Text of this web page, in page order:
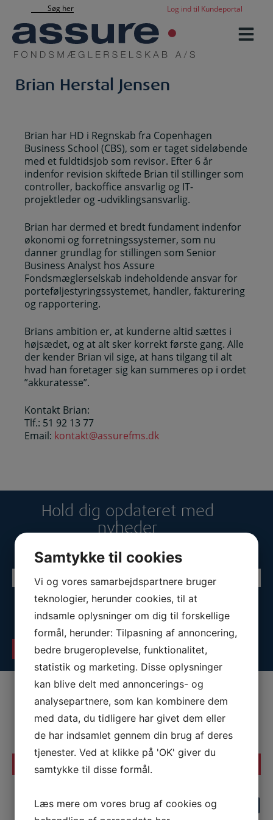
indholdet
Søg her Log ind til Kundeportal
Brian Herstal Jensen
Brian har HD i Regnskab fra Copenhagen
Business School (CBS), som er taget sideløbende
med et fuldtidsjob som revisor. Efter 6 år
indenfor revision skiftede Brian til stillinger som
controller, backoffice ansvarlig og IT-
projektleder og -udviklingsansvarlig.
Brian har dermed et bredt fundament indenfor
økonomi og forretningssystemer, som nu
danner grundlag for stillingen som Senior
Business Analyst hos Assure
Fondsmæglerselskab indeholdende ansvar for
porteføljestyringssystemet, handler, fakturering
og rapportering.
Brians ambition er, at kunderne altid sættes i
højsædet, og at alt sker korrekt første gang. Alle
der kender Brian vil sige, at hans tilgang til alt
hvad han foretager sig kan summeres op i ordet
”akkuratesse”.
Kontakt Brian:
Tlf.: 51 92 13 77
Email: kontakt@assurefms.dk
Hold dig opdateret med
nyheder
investering
Ja, jeg accepterer Assuresprivatlivspolitik, og at jeg bliver tilmeldt
nyhedsbrevet.*
DET SIGER VORES KUNDER OGSÅ
Samtykke til cookies
Vi og vores samarbejdspartnere bruger
teknologier, herunder cookies, til at
indsamle oplysninger om dig til forskellige
formål, herunder: Tilpasning af annoncering,
bedre brugeroplevelse, funktionalitet,
statistik og marketing. Disse oplysninger
kan blive delt med annoncerings- og
analysepartnere, som kan kombinere dem
med data, du tidligere har givet dem eller
de har indsamlet gennem din brug af deres
tjenester. Ved at klikke på 'OK' giver du
samtykke til disse formål.
Læs mere om vores brug af cookies og